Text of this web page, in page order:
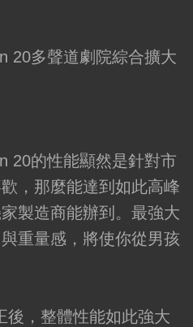
20多聲道劇院綜合擴大
20的性能顯然是針對市
，那麼能達到如此高峰
製造商能辦到。最強大
重量感，將使你從男孩
後，整體性能如此強大